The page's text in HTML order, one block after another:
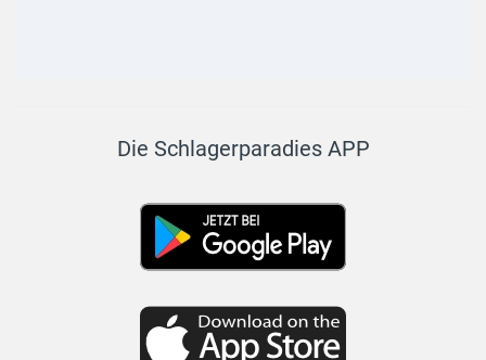
Die Schlagerparadies APP